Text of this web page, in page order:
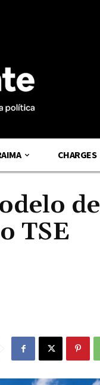
CHARGES
de
TSE